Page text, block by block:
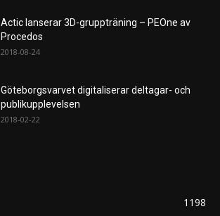
Actic lanserar 3D-gruppträning – PEOne av
Procedos
2018-08-24
Göteborgsvarvet digitaliserar deltagar- och
publikupplevelsen
2018-02-22
1198